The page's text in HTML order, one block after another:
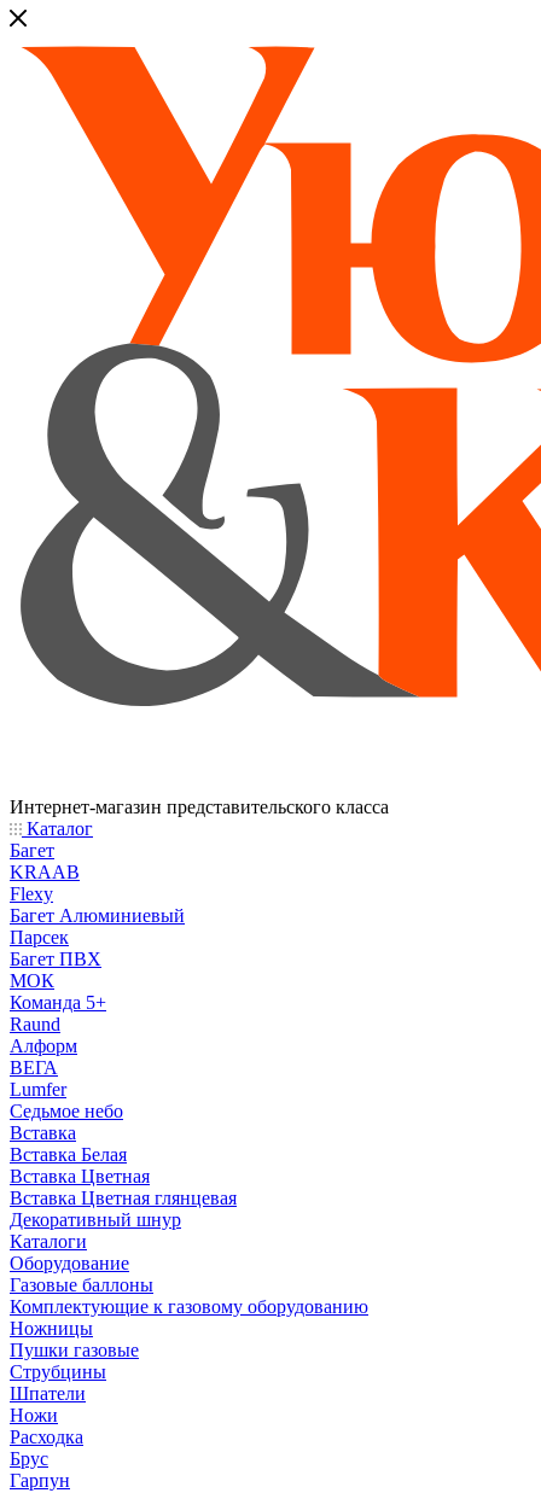
Интернет-магазин представительского класса
Каталог
Багет
KRAAB
Flexy
Багет Алюминиевый
Парсек
Багет ПВХ
МОК
Команда 5+
Raund
Алформ
ВЕГА
Lumfer
Седьмое небо
Вставка
Вставка Белая
Вставка Цветная
Вставка Цветная глянцевая
Декоративный шнур
Каталоги
Оборудование
Газовые баллоны
Комплектующие к газовому оборудованию
Ножницы
Пушки газовые
Струбцины
Шпатели
Ножи
Расходка
Брус
Гарпун